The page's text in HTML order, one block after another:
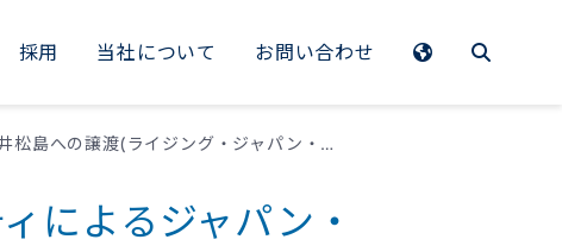
採用 当社について お問い合わせ
France
ライジング・ジャパン・エクイティによるジャパン・チェーン・ホールディングス株式の三井松島への譲渡(ライジング・ジャパン・エクイティ株式会社へのアドバイザリー)
によるジャパン・